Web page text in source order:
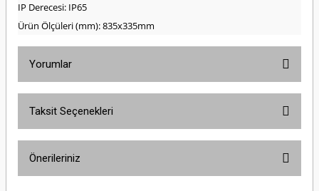
IP Derecesi: IP65
Ürün Ölçüleri (mm): 835x335mm
Yorumlar
Taksit Seçenekleri
Önerileriniz